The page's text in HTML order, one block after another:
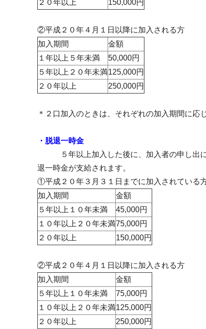
２０年以上
150,000円
②平成２０年４月１日以降に加入される方
加入期間
金額
１年以上５年未満
50,000円
５年以上２０年未満125,000円
２０年以上
250,000円
＊２口加入のときは、それぞれの加入期間に応
・脱退一時金
５年以上加入した後に、加入者の申し
退一時金が支給されます。
①平成２０年３月３１日までに加入されている
加入期間
金額
５年以上１０年未満
45,000円
１０年以上２０年未満75,000円
２０年以上
150,000円
②平成２０年４月１日以降に加入される方
加入期間
金額
５年以上１０年未満
75,000円
１０年以上２０年未満125,000円
２０年以上
250,000円